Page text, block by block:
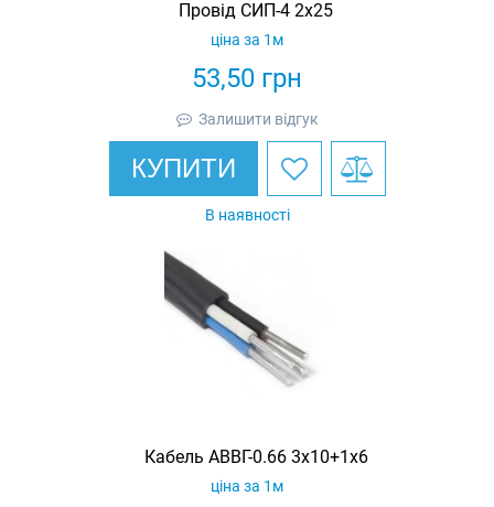
Провід СИП-4 2х25
53,50 грн
ціна за 1м
Залишити відгук
КУПИТИ
В наявності
Кабель АВВГ-0.66 3х10+1х6
ціна за 1м